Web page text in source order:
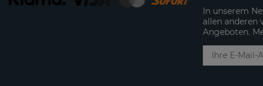
In unserem
allen anderen
Angeboten.